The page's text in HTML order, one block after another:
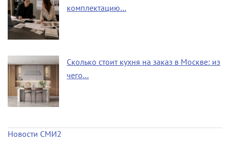
комплектацию…
Сколько стоит кухня на заказ в Москве: из
чего…
Новости СМИ2